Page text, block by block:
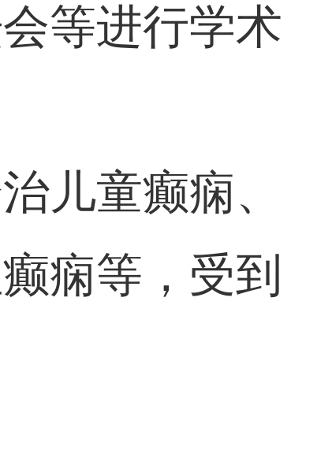
等进行学术
儿童癫痫、
痫等，受到